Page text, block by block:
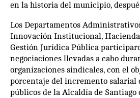
en la historia del municipio,
Los Departamentos
Innovación Institucional,
Gestión Jurídica Pública
negociaciones llevadas a cabo
organizaciones sindicales, con el
porcentaje del incremento salarial
públicos de la Alcaldía de Santiago